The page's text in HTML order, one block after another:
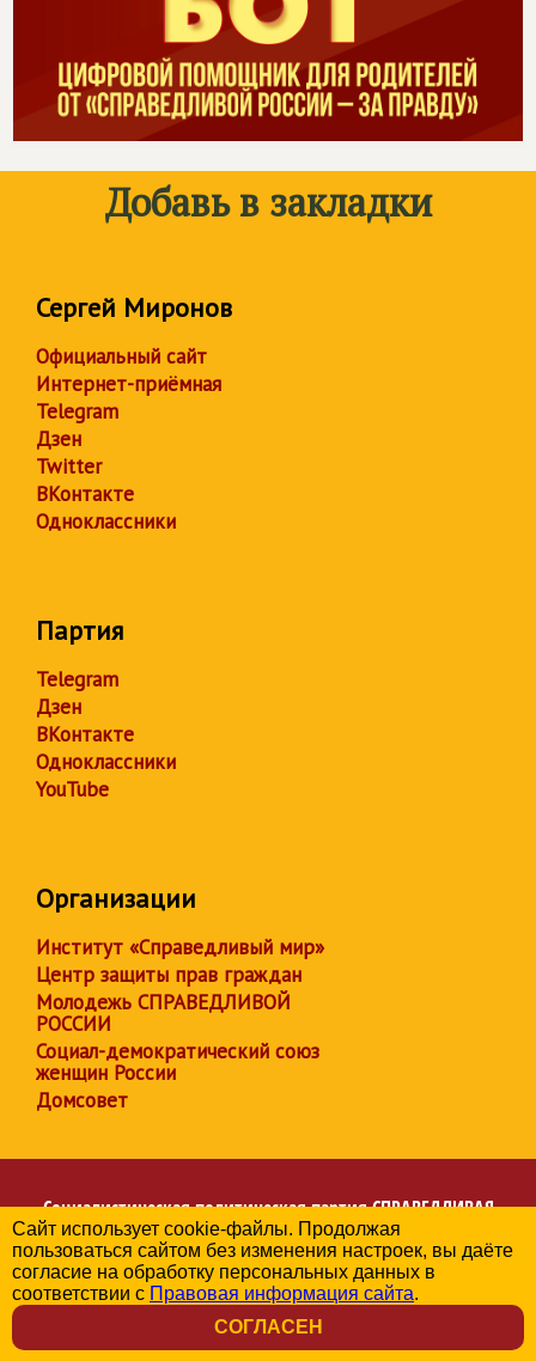
Добавь в закладки
Сергей Миронов
Официальный сайт
Интернет-приёмная
Telegram
Дзен
Twitter
ВКонтакте
Одноклассники
Партия
Telegram
Дзен
ВКонтакте
Одноклассники
YouTube
Организации
Институт «Справедливый мир»
Центр защиты прав граждан
Молодежь СПРАВЕДЛИВОЙ
РОССИИ
Социал-демократический союз
женщин России
Домсовет
Социалистическая политическая партияСПРАВЕДЛИВАЯ
РОССИЯ
Региональное отделение партии в Краснодарском крае
© 2006-2026
Политика в отношении обработки персональных данных
Сайт использует cookie-файлы. Продолжая
пользоваться сайтом без изменения настроек, вы даёте
согласие на обработку персональных данных в
соответствии с Правовая информация сайта.
СОГЛАСЕН